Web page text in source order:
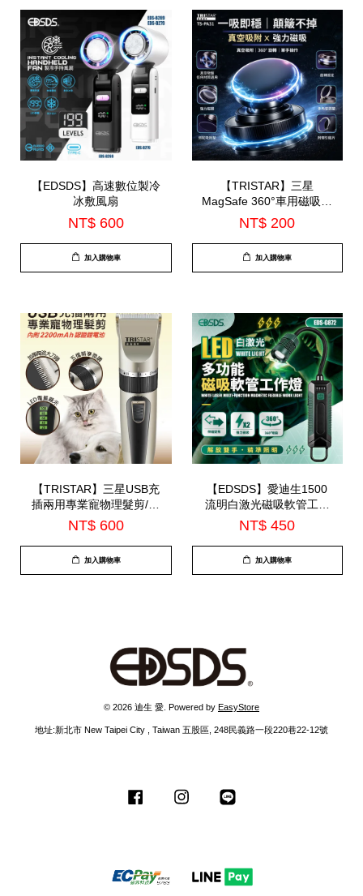
【EDSDS】高速數位製冷
冰敷風扇
NT$ 600
加入購物車
【TRISTAR】三星
MagSafe 360°車用磁吸手
機支架(TS-PA31)
NT$ 200
加入購物車
【TRISTAR】三星USB充
插兩用專業寵物理髮剪/配
2200mah電池(TS-R03)-7
月中到貨
NT$ 600
加入購物車
【EDSDS】愛迪生1500
流明白激光磁吸軟管工作
燈(EDS-G872)
NT$ 450
加入購物車
© 2026 迪生 愛. Powered by EasyStore
地址:新北市 New Taipei City , Taiwan 五股區, 248民義路一段220巷22-12號
Facebook Instagram